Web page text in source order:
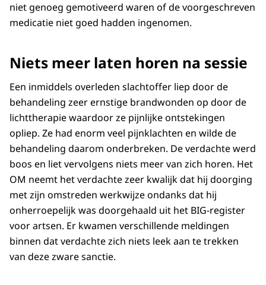
niet genoeg gemotiveerd waren of de voorgeschreven
medicatie niet goed hadden ingenomen.
Niets meer laten horen na sessie
Een inmiddels overleden slachtoffer liep door de
behandeling zeer ernstige brandwonden op door de
lichttherapie waardoor ze pijnlijke ontstekingen
opliep. Ze had enorm veel pijnklachten en wilde de
behandeling daarom onderbreken. De verdachte werd
boos en liet vervolgens niets meer van zich horen. Het
OM neemt het verdachte zeer kwalijk dat hij doorging
met zijn omstreden werkwijze ondanks dat hij
onherroepelijk was doorgehaald uit het BIG-register
voor artsen. Er kwamen verschillende meldingen
binnen dat verdachte zich niets leek aan te trekken
van deze zware sanctie.